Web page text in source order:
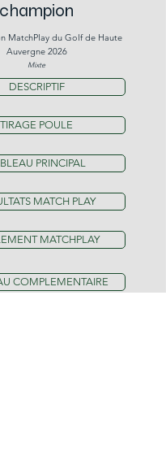
champion
MatchPlay du Golf de Haute
Auvergne 2026
Mixte
DESCRIPTIF
TIRAGE POULE
PRINCIPAL
MATCH PLAY
MATCHPLAY
COMPLEMENTAIRE